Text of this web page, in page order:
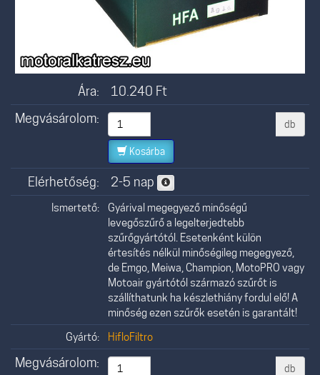
Ára: 10.240 Ft
Megvásárolom:
db
Kosárba
Elérhetőség: 2-5 nap
Ismertető:
Gyárival megegyező minőségű
levegőszűrő a legelterjedtebb
szűrőgyártótól. Esetenként külön
értesítés nélkül minőségileg megegyező,
de Emgo, Meiwa, Champion, MotoPRO vagy
Motoair gyártótól származó szűrőt is
szállíthatunk ha készlethiány fordul elő! A
minőség ezen szűrők esetén is garantált!
Gyártó:
HifloFiltro
Megvásárolom: db